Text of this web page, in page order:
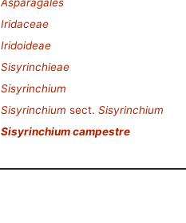
Iridaceae
Iridoideae
Sisyrinchieae
Sisyrinchium
Sisyrinchium sect. Sisyrinchium
Sisyrinchium campestre